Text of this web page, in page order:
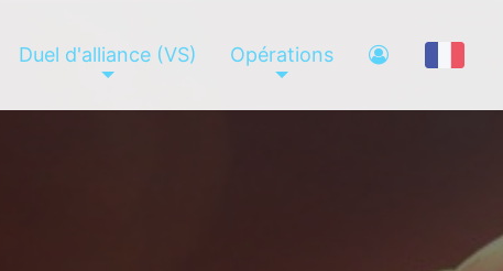
Duel d'alliance (VS) Opérations